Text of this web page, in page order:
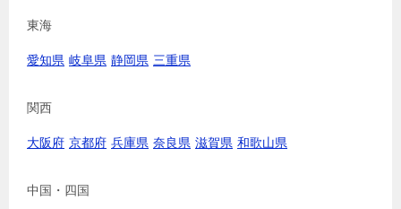
東海
愛知県 岐阜県 静岡県 三重県
関西
大阪府 京都府 兵庫県 奈良県 滋賀県 和歌山県
中国・四国